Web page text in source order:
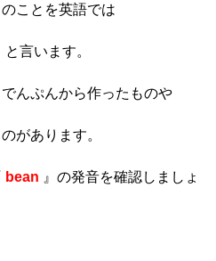
ことを英語では
と言います。
んぷんから作ったものや
があります。
bean 』の発音を確認しましょ